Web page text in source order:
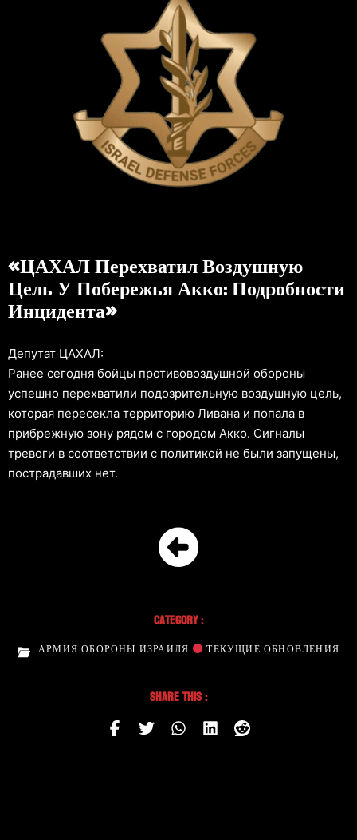
«ЦАХАЛ Перехватил Воздушную
Цель У Побережья Акко: Подробности
Инцидента»
Депутат ЦАХАЛ:
Ранее сегодня бойцы противовоздушной обороны
успешно перехватили подозрительную воздушную цель,
которая пересекла территорию Ливана и попала в
прибрежную зону рядом с городом Акко. Сигналы
тревоги в соответствии с политикой не были запущены,
пострадавших нет.
Category :
АРМИЯ ОБОРОНЫ ИЗРАИЛЯ ТЕКУЩИЕ ОБНОВЛЕНИЯ
Share This :